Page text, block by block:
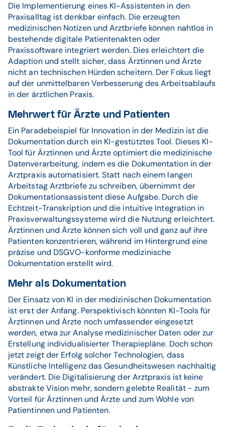
Die Implementierung eines KI-Assistenten in den
Praxisalltag ist denkbar einfach. Die erzeugten
medizinischen Notizen und Arztbriefe können nahtlos in
bestehende digitale Patientenakten oder
Praxissoftware integriert werden. Dies erleichtert die
Adaption und stellt sicher, dass Ärztinnen und Ärzte
nicht an technischen Hürden scheitern. Der Fokus liegt
auf der unmittelbaren Verbesserung des Arbeitsablaufs
in der ärztlichen Praxis.
Mehrwert für Ärzte und Patienten
Ein Paradebeispiel für Innovation in der Medizin ist die
Dokumentation durch ein KI-gestütztes Tool. Dieses KI-
Tool für Ärztinnen und Ärzte optimiert die medizinische
Datenverarbeitung, indem es die Dokumentation in der
Arztpraxis automatisiert. Statt nach einem langen
Arbeitstag Arztbriefe zu schreiben, übernimmt der
Dokumentationsassistent diese Aufgabe. Durch die
Echtzeit-Transkription und die intuitive Integration in
Praxisverwaltungssysteme wird die Nutzung erleichtert.
Ärztinnen und Ärzte können sich voll und ganz auf ihre
Patienten konzentrieren, während im Hintergrund eine
präzise und DSGVO-konforme medizinische
Dokumentation erstellt wird.
Mehr als Dokumentation
Der Einsatz von KI in der medizinischen Dokumentation
ist erst der Anfang. Perspektivisch könnten KI-Tools für
Ärztinnen und Ärzte noch umfassender eingesetzt
werden, etwa zur Analyse medizinischer Daten oder zur
Erstellung individualisierter Therapiepläne. Doch schon
jetzt zeigt der Erfolg solcher Technologien, dass
Künstliche Intelligenz das Gesundheitswesen nachhaltig
verändert. Die Digitalisierung der Arztpraxis ist keine
abstrakte Vision mehr, sondern gelebte Realität - zum
Vorteil für Ärztinnen und Ärzte und zum Wohle von
Patientinnen und Patienten.